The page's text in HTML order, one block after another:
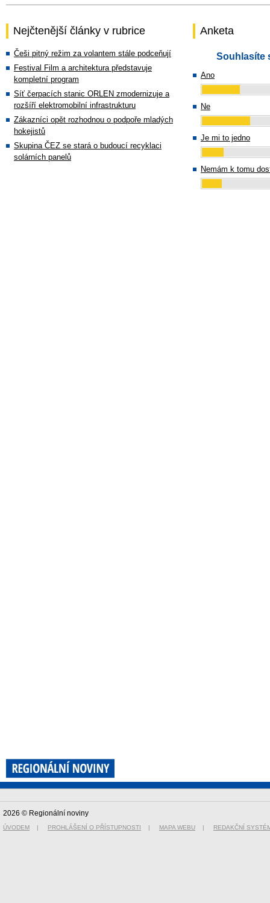
Nejčtenější články v rubrice
Češi pitný režim za volantem stále podceňují
Festival Film a architektura představuje
kompletní program
Síť čerpacích stanic ORLEN zmodernizuje a
rozšíří elektromobilní infrastrukturu
Zákazníci opět rozhodnou o podpoře mladých
hokejistů
Skupina ČEZ se stará o budoucí recyklaci
solárních panelů
Anketa
Souhlasíte
Ano
Ne
Je mi to jedno
Nemám k tomu
2026 © Regionální noviny
ÚVODEM | PROHLÁŠENÍ O PŘÍSTUPNOSTI | MAPA WEBU | REDAKČNÍ